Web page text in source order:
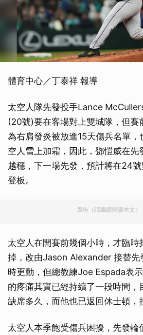
體育中心／丁泰祥 報導
太空人隊先發投手Lance
(20號)要在客場對上雙城隊，但賽
為右肩發炎被放進15天傷兵名單，
空人雪上加霜，因此，鄧愷威在先
越穩，下一場先發，預計將在24
登板。
廣告（請繼續閱讀本文）
太空人在開賽前幾個小時，才臨時
掉，改由Jason Alexander 接替先
時更動，但總教練Joe Espada表
的疼痛其實已經持續了一段時間，
缺席多久，而他也已返回休士頓，
太空人本季飽受傷兵困擾，先發